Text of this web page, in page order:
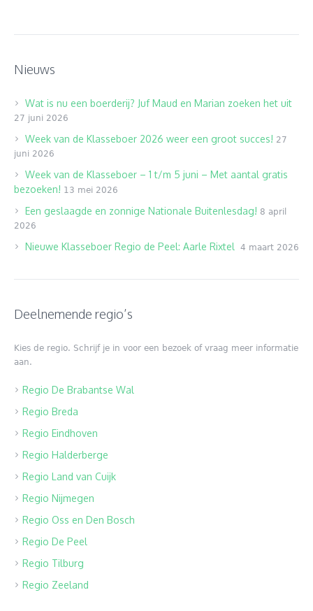
Nieuws
Wat is nu een boerderij? Juf Maud en Marian zoeken het uit
27 juni 2026
Week van de Klasseboer 2026 weer een groot succes! 27
juni 2026
Week van de Klasseboer – 1 t/m 5 juni – Met aantal gratis
bezoeken! 13 mei 2026
Een geslaagde en zonnige Nationale Buitenlesdag! 8 april
2026
Nieuwe Klasseboer Regio de Peel: Aarle Rixtel 4 maart 2026
Deelnemende regio’s
Kies de regio. Schrijf je in voor een bezoek of vraag meer informatie
aan.
Regio De Brabantse Wal
Regio Breda
Regio Eindhoven
Regio Halderberge
Regio Land van Cuijk
Regio Nijmegen
Regio Oss en Den Bosch
Regio De Peel
Regio Tilburg
Regio Zeeland